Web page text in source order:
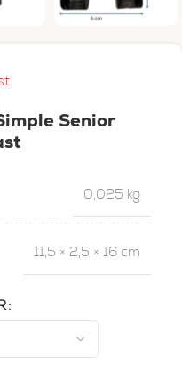
Senior
0,025 kg
11,5 × 2,5 × 16 cm